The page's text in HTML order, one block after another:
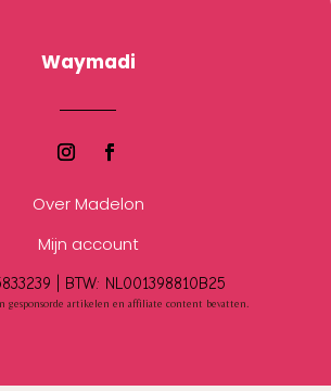
Waymadi
Over Madelon
Mijn account
| BTW: NL001398810B25
gesponsorde artikelen en affiliate content bevatten.